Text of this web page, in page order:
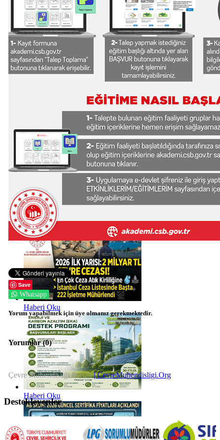
Haberi Oku
Haberi Oku
Haberi Oku
Haberi Oku
Haberi Oku
Save
Whatsapp
Yorum yapabilmek için üye olmanız gerekmektedir.
Yorumlar (0)
Çevre Mühendisliği Portalı| CevreMuhendisligi.Org
Destekleyenler